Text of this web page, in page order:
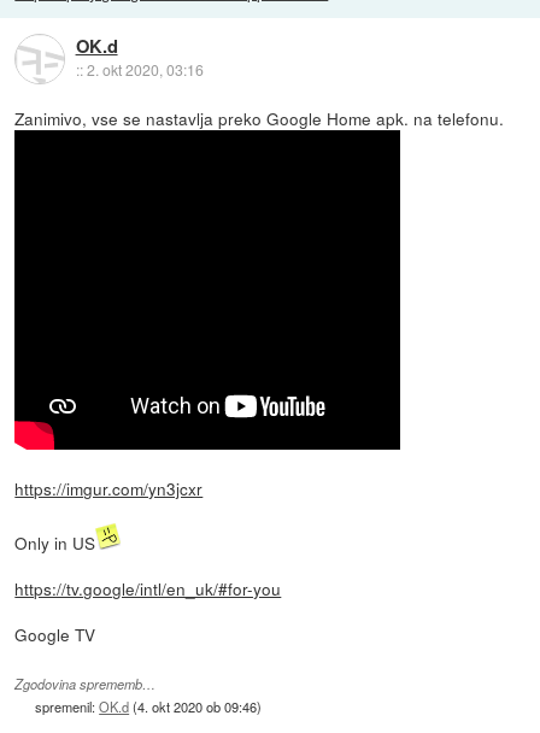
OK.d
::2. okt 2020, 03:16
Zanimivo, vse se nastavlja preko Google Home apk. na telefonu.
https://imgur.com/yn3jcxr
Only in US
https://tv.google/intl/en_uk/#for-you
Google TV
Zgodovina sprememb…
spremenil:OK.d(4. okt 2020 ob 09:46)